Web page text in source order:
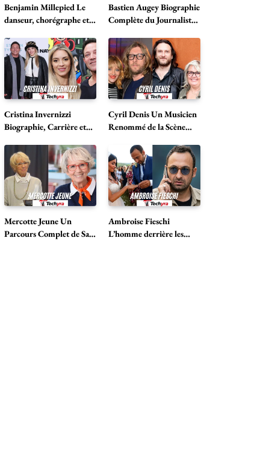
Benjamin Millepied Le
danseur, chorégraphe et
Bastien Augey Biographie
Complète du Journaliste
Cristina Invernizzi
Biographie, Carrière et
Cyril Denis Un Musicien
Renommé de la Scène
Mercotte Jeune Un
Parcours Complet de Sa
Ambroise Fieschi
L’homme derrière les